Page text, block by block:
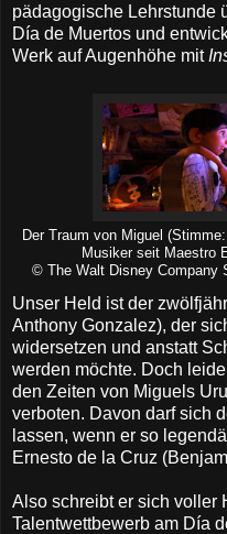
pädagogische Lehrstunde
Día de Muertos und
Werk auf Augenhöhe mit
Der Traum von Miguel
Musiker seit Maestro
© The Walt Disney Company
Unser Held ist der
Anthony Gonzalez), der
widersetzen und anstatt
werden möchte. Doch
den Zeiten von Miguels
verboten. Davon darf sich
lassen, wenn er so
Ernesto de la Cruz
Also schreibt er sich voller
Talentwettbewerb am Día